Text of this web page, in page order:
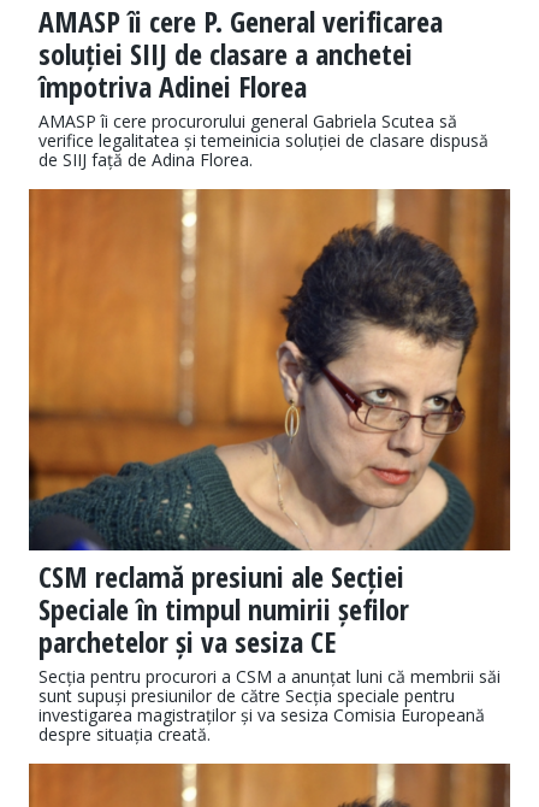
AMASP îi cere P. General verificarea
soluției SIIJ de clasare a anchetei
împotriva Adinei Florea
AMASP îi cere procurorului general Gabriela Scutea să
verifice legalitatea și temeinicia soluției de clasare dispusă
de SIIJ față de Adina Florea.
CSM reclamă presiuni ale Secției
Speciale în timpul numirii șefilor
parchetelor și va sesiza CE
Secția pentru procurori a CSM a anunțat luni că membrii săi
sunt supuși presiunilor de către Secția speciale pentru
investigarea magistraților și va sesiza Comisia Europeană
despre situația creată.